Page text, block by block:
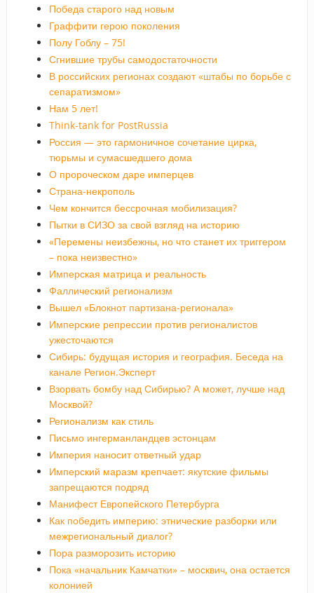
Победа старого над новым
Граффити герою поколения
Полу Гоблу – 75!
Сгнившие трубы самодостаточности
В российских регионах создают «штабы по борьбе с
сепаратизмом»
Нам 5 лет!
Think-tank for PostRussia
Россия — это гармоничное сочетание цирка,
тюрьмы и сумасшедшего дома
О пророческом даре имперцев
Страна-некрополь
Чем кончится бессрочная мобилизация?
Пытки в СИЗО за свой взгляд на историю
«Перемены неизбежны, но что станет их триггером
– пока неизвестно»
Имперская матрица и реальность
Фаллический регионализм
Вышел «Блокнот партизана-регионала»
Имперские репрессии против регионалистов
ужесточаются
Сибирь: будущая история и география. Беседа на
канале Регион.Эксперт
Взорвать бомбу над Сибирью? А может, лучше над
Москвой?
Регионализм как стиль
Письмо ингерманландцев эстонцам
Империя наносит ответный удар
Имперский маразм крепчает: якутские фильмы
запрещаются подряд
Манифест Европейского Петербурга
Как победить империю: этнические разборки или
межрегиональный диалог?
Пора разморозить историю
Пока «начальник Камчатки» – москвич, она остается
колонией